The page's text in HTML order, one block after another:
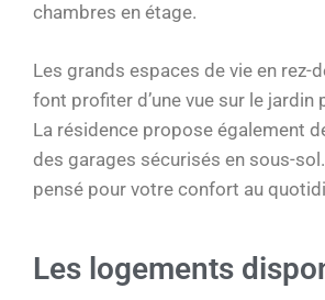
chambres en étage.
Les grands espaces de vie en rez-
font profiter d’une vue sur le jardin
La résidence propose également
des garages sécurisés en sous-
pensé pour votre confort au
Les logements